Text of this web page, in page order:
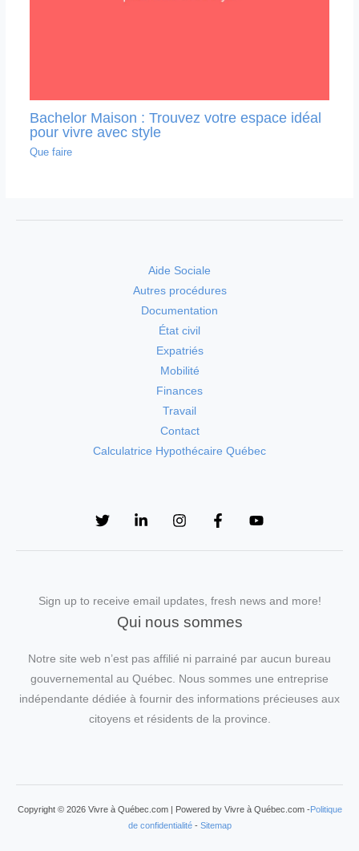
Bachelor Maison : Trouvez votre espace idéal
pour vivre avec style
Que faire
Aide Sociale
Autres procédures
Documentation
État civil
Expatriés
Mobilité
Finances
Travail
Contact
Calculatrice Hypothécaire Québec
Sign up to receive email updates, fresh news and more!
Qui nous sommes
Notre site web n’est pas affilié ni parrainé par aucun bureau
gouvernemental au Québec. Nous sommes une entreprise
indépendante dédiée à fournir des informations précieuses aux
citoyens et résidents de la province.
Copyright © 2026 Vivre à Québec.com | Powered by Vivre à Québec.com -Politique
de confidentialité- Sitemap